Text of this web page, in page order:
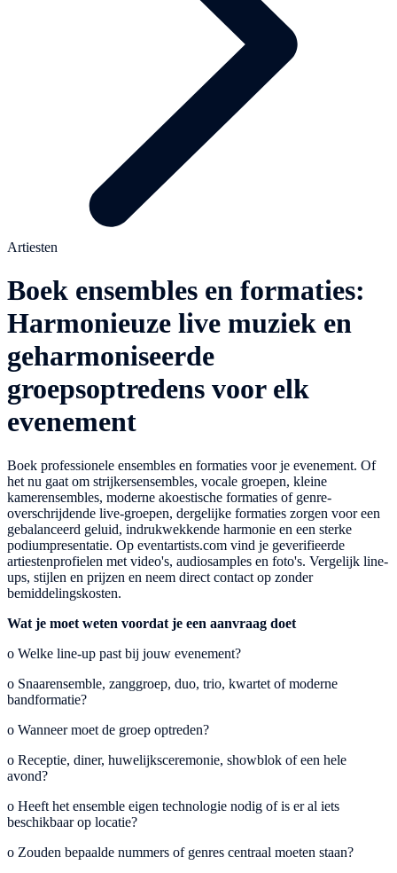
Artiesten
Boek ensembles en formaties:
Harmonieuze live muziek en
geharmoniseerde
groepsoptredens voor elk
evenement
Boek professionele ensembles en formaties voor je evenement. Of
het nu gaat om strijkersensembles, vocale groepen, kleine
kamerensembles, moderne akoestische formaties of genre-
overschrijdende live-groepen, dergelijke formaties zorgen voor een
gebalanceerd geluid, indrukwekkende harmonie en een sterke
podiumpresentatie. Op eventartists.com vind je geverifieerde
artiestenprofielen met video's, audiosamples en foto's. Vergelijk line-
ups, stijlen en prijzen en neem direct contact op zonder
bemiddelingskosten.
Wat je moet weten voordat je een aanvraag doet
o Welke line-up past bij jouw evenement?
o Snaarensemble, zanggroep, duo, trio, kwartet of moderne
bandformatie?
o Wanneer moet de groep optreden?
o Receptie, diner, huwelijksceremonie, showblok of een hele
avond?
o Heeft het ensemble eigen technologie nodig of is er al iets
beschikbaar op locatie?
o Zouden bepaalde nummers of genres centraal moeten staan?